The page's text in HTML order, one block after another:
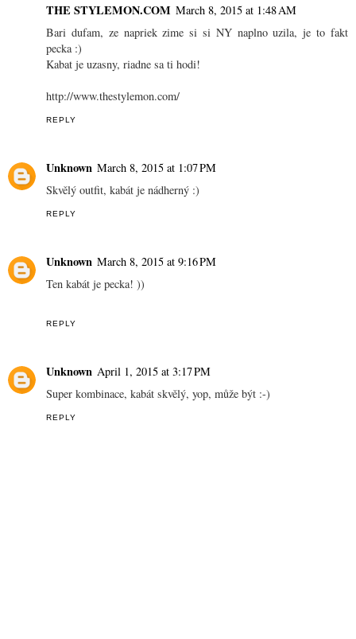
THE STYLEMON.COM March 8, 2015 at 1:48 AM
Bari dufam, ze napriek zime si si NY naplno uzila, je to fakt
pecka :)
Kabat je uzasny, riadne sa ti hodi!
http://www.thestylemon.com/
REPLY
Unknown March 8, 2015 at 1:07 PM
Skvělý outfit, kabát je nádherný :)
REPLY
Unknown March 8, 2015 at 9:16 PM
Ten kabát je pecka! ))
REPLY
Unknown April 1, 2015 at 3:17 PM
Super kombinace, kabát skvělý, yop, může být :-)
REPLY